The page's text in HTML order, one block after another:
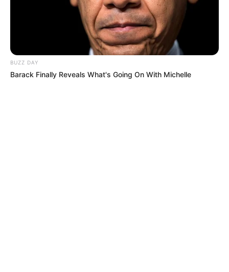
BUZZ DAY
Barack Finally Reveals What's Going On With Michelle